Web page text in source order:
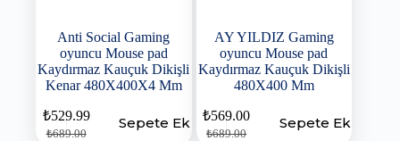
Anti Social Gaming
oyuncu Mouse pad
Kaydırmaz Kauçuk Dikişli
Kenar 480X400X4 Mm
₺689.00
₺529.99 Sepete Ekle
AY YILDIZ Gaming
oyuncu Mouse pad
Kaydırmaz Kauçuk Dikişli
480X400 Mm
₺689.00
₺569.00 Sepete Ekle